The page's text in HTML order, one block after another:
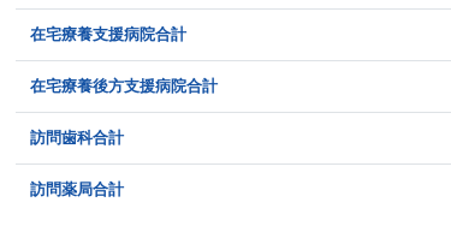
在宅療養支援病院合計
在宅療養後方支援病院合計
訪問歯科合計
訪問薬局合計